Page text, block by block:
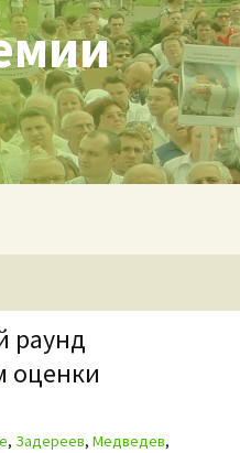
раунд
оценки
, Задереев, Медведев,